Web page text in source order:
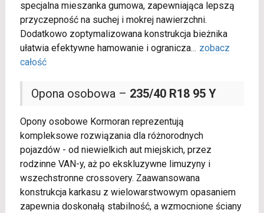
specjalna mieszanka gumowa, zapewniająca lepszą
przyczepność na suchej i mokrej nawierzchni.
Dodatkowo zoptymalizowana konstrukcja bieżnika
ułatwia efektywne hamowanie i ogranicza... zobacz
całość
Opona osobowa – 235/40 R18 95 Y
Opony osobowe Kormoran reprezentują
kompleksowe rozwiązania dla różnorodnych
pojazdów - od niewielkich aut miejskich, przez
rodzinne VAN-y, aż po ekskluzywne limuzyny i
wszechstronne crossovery. Zaawansowana
konstrukcja karkasu z wielowarstwowym opasaniem
zapewnia doskonałą stabilność, a wzmocnione ściany